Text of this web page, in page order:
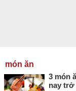
món ăn
3 món
nay trở